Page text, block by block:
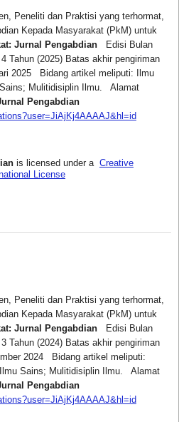
Peneliti dan Praktisi yang terhormat,
Kepada Masyarakat (PkM) untuk
Jurnal PengabdianEdisi Bulan
Tahun (2025) Batas akhir pengiriman
2025 Bidang artikel meliputi: Ilmu
Mulitidisiplin Ilmu. Alamat
Pengabdian
is licensed under a Creative
License
Peneliti dan Praktisi yang terhormat,
Kepada Masyarakat (PkM) untuk
Jurnal PengabdianEdisi Bulan
Tahun (2024) Batas akhir pengiriman
2024 Bidang artikel meliputi:
Sains; Mulitidisiplin Ilmu. Alamat
Pengabdian